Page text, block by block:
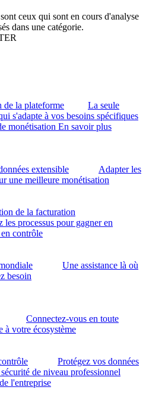
ceux qui sont en cours d'analyse
dans une catégorie.
de la plateforme
La seule
s'adapte à vos besoins spécifiques
monétisation En savoir plus
extensible
Adapter les
une meilleure monétisation
de la facturation
les processus pour gagner en
contrôle
Une assistance là où
besoin
Connectez-vous en toute
à votre écosystème
Protégez vos données
de niveau professionnel
l'entreprise